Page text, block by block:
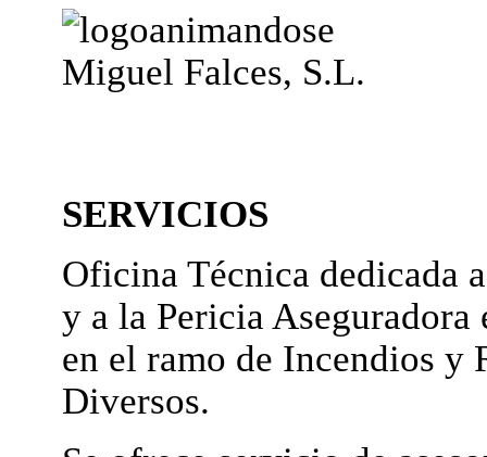
Miguel Falces, S.L.
SERVICIOS
Oficina Técnica dedicada
y a la Pericia Aseguradora
en el ramo de Incendios y
Diversos.